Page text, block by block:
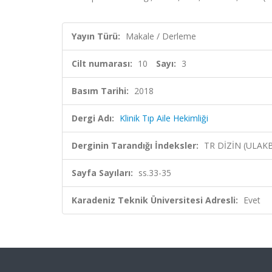
Yayın Türü: Makale / Derleme
Cilt numarası: 10 Sayı: 3
Basım Tarihi: 2018
Dergi Adı: Klinik Tıp Aile Hekimliği
Derginin Tarandığı İndeksler: TR DİZİN
Sayfa Sayıları: ss.33-35
Karadeniz Teknik Üniversitesi Adresli: Evet